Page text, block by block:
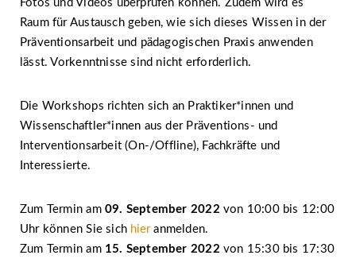
Fotos und Videos überprüfen können. Zudem wird es
Raum für Austausch geben, wie sich dieses Wissen in der
Präventionsarbeit und pädagogischen Praxis anwenden
lässt. Vorkenntnisse sind nicht erforderlich.
Die Workshops richten sich an Praktiker*innen und
Wissenschaftler*innen aus der Präventions- und
Interventionsarbeit (On-/Offline), Fachkräfte und
Interessierte.
Zum Termin am 09. September 2022 von 10:00 bis 12:00
Uhr können Sie sich hieranmelden.
Zum Termin am 15. September 2022 von 15:30 bis 17:30